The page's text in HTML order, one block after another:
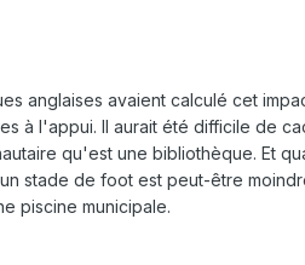
anglaises avaient calculé cet
à l'appui. Il aurait été difficile de
qu'est une bibliothèque. Et
stade de foot est peut-être
piscine municipale.